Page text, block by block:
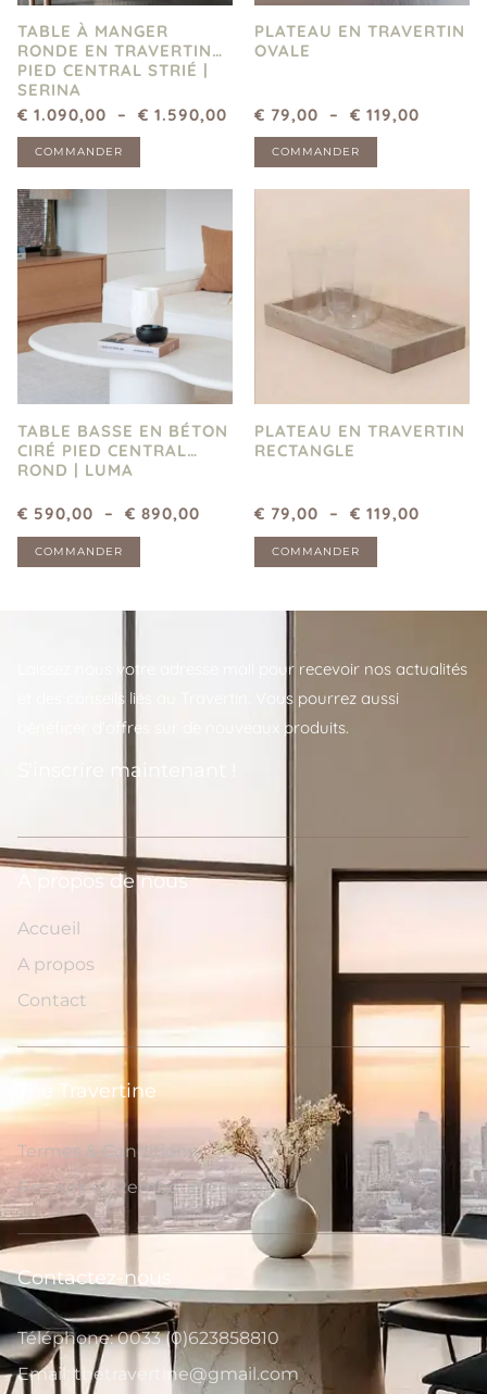
TABLE À MANGER
RONDE EN TRAVERTIN
PIED CENTRAL STRIÉ |
SERINA
€ 1.090,00 – € 1.590,00
COMMANDER
PLATEAU EN TRAVERTIN
OVALE
€ 79,00 – € 119,00
COMMANDER
TABLE BASSE EN BÉTON
CIRÉ PIED CENTRAL
ROND | LUMA
€ 590,00 – € 890,00
COMMANDER
PLATEAU EN TRAVERTIN
RECTANGLE
€ 79,00 – € 119,00
COMMANDER
Laissez nous votre adresse mail pour recevoir nos actualités
et des conseils liés au Travertin. Vous pourrez aussi
bénéficer d'offres sur de nouveaux produits.
S'inscrire maintenant !
A propos de nous
Accueil
A propos
Contact
The Travertine
Termes & Conditions
Retours et Remboursements
Contactez-nous
Téléphone: 0033 (0)623858810
Email: thetravertine@gmail.com